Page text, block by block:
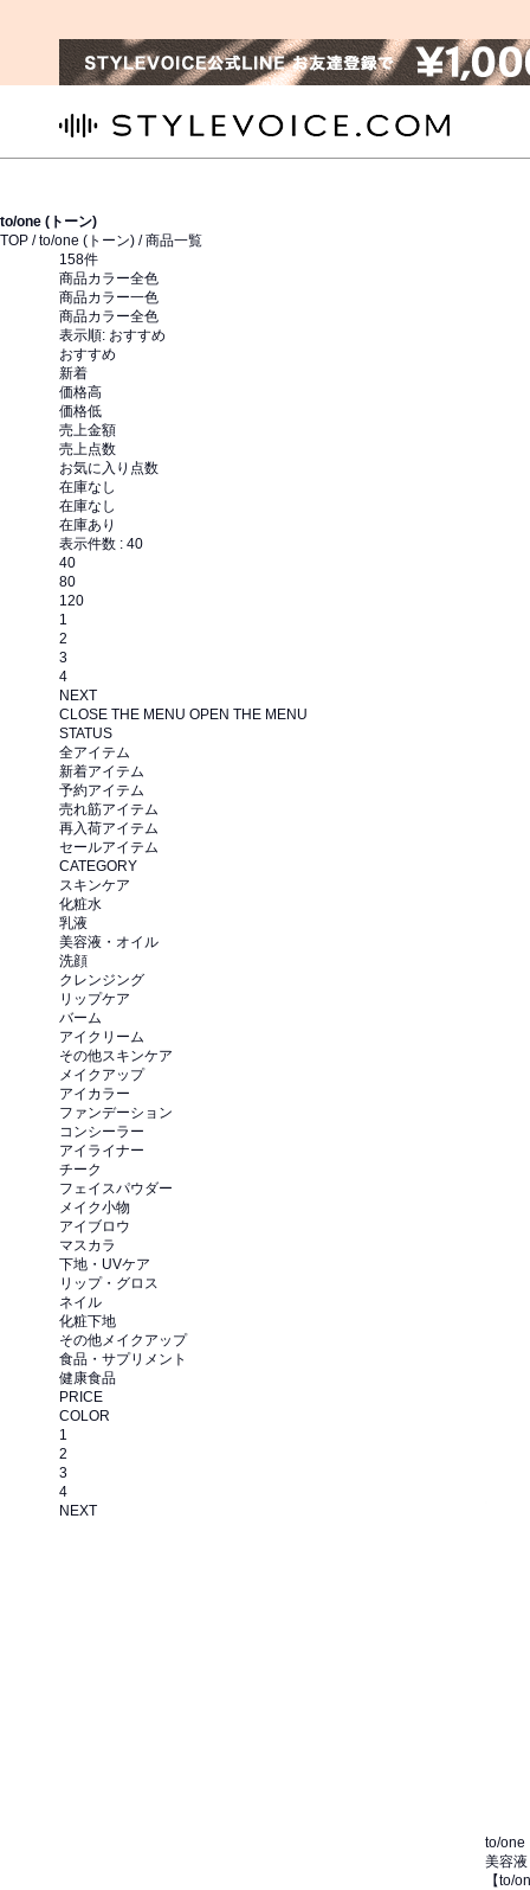
to/one (トーン)
TOP /to/one (トーン) / 商品一覧
158件
商品カラー全色
商品カラー一色
商品カラー全色
表示順: おすすめ
おすすめ
新着
価格高
価格低
売上金額
売上点数
お気に入り点数
在庫なし
在庫なし
在庫あり
表示件数 : 40
40
80
120
1
2
3
4
NEXT
CLOSE THE MENU OPEN THE MENU
STATUS
全アイテム
新着アイテム
予約アイテム
売れ筋アイテム
再入荷アイテム
セールアイテム
CATEGORY
スキンケア
化粧水
乳液
美容液・オイル
洗顔
クレンジング
リップケア
バーム
アイクリーム
その他スキンケア
メイクアップ
アイカラー
ファンデーション
コンシーラー
アイライナー
チーク
フェイスパウダー
メイク小物
アイブロウ
マスカラ
下地・UVケア
リップ・グロス
ネイル
化粧下地
その他メイクアップ
食品・サプリメント
健康食品
PRICE
COLOR
to/one
美容
【to/
1
2
3
4
NEXT